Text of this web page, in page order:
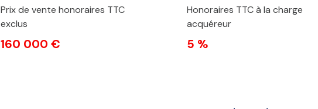
Prix de vente honoraires TTC
exclus
160 000 €
Honoraires TTC à la charge
acquéreur
5 %